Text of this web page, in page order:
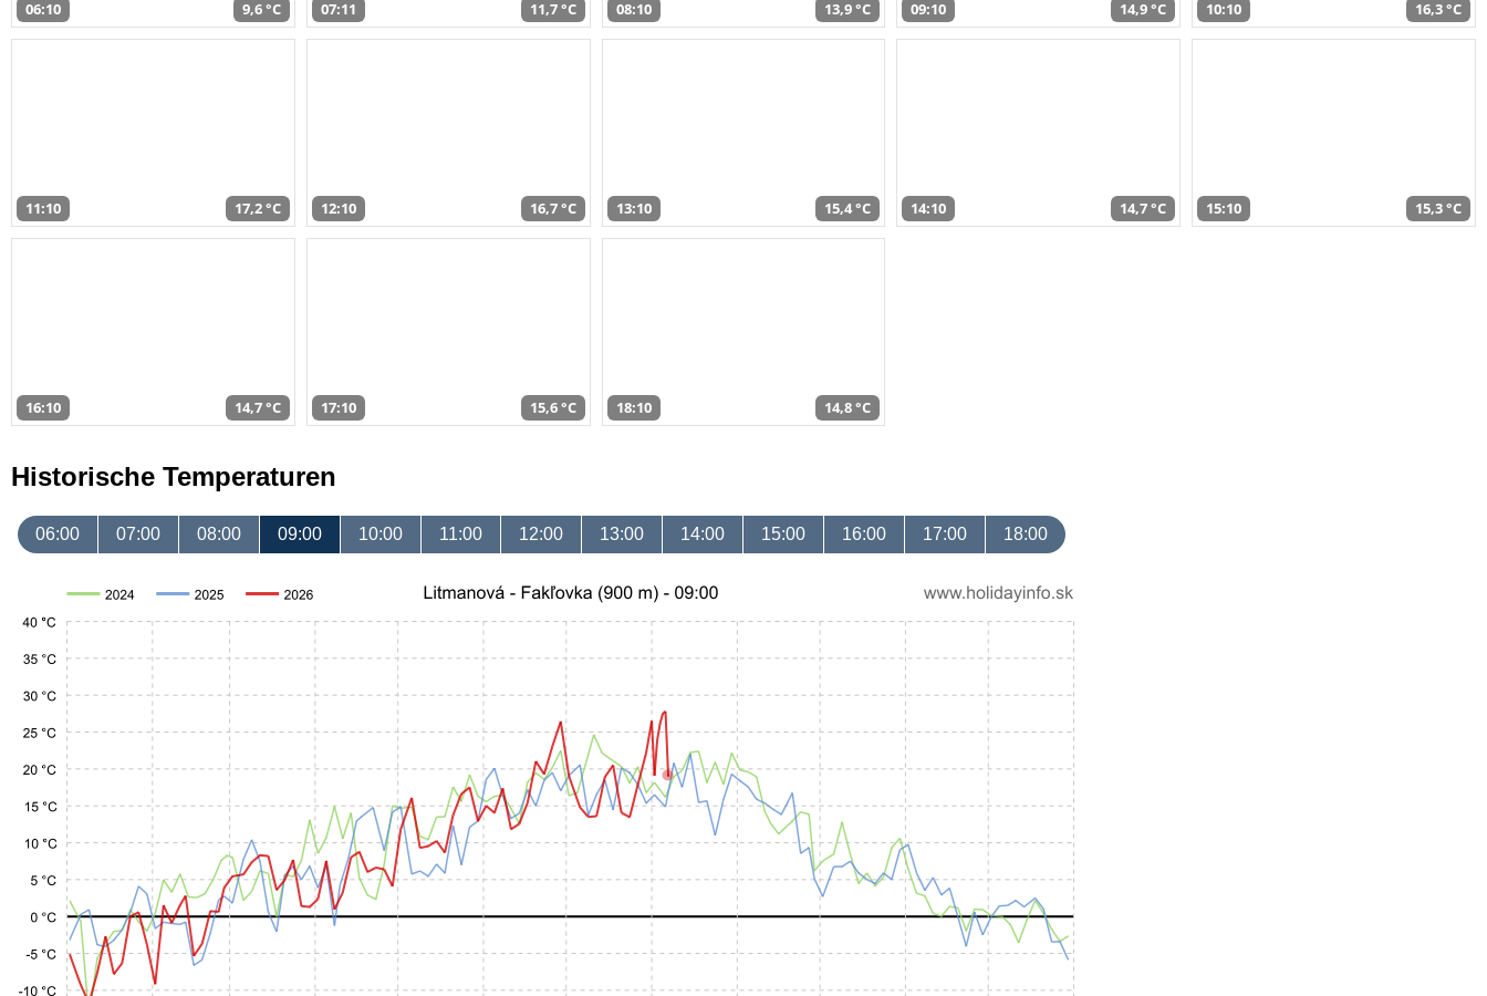
06:10 9,6 °C 07:11 11,7 °C 08:10 13,9 °C 09:10 14,9 °C 10:10 16,3 °C
11:10 17,2 °C 12:10 16,7 °C 13:10 15,4 °C 14:10 14,7 °C 15:10 15,3 °C
16:10 14,7 °C 17:10 15,6 °C 18:10 14,8 °C
Historische Temperaturen
06:00 07:00 08:00 09:00 10:00 11:00 12:00 13:00 14:00 15:00 16:00 17:00 18:00